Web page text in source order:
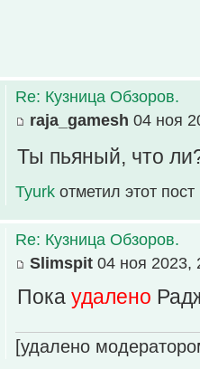
Re: Кузница Обзоров.
raja_gamesh 04 ноя
Ты пьяный, что
Tyurk отметил этот
Re: Кузница Обзоров.
Slimspit 04 ноя 2023,
Пока удалено
[удалено